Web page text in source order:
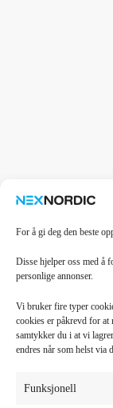
For å gi deg den beste
Disse hjelper oss med å
personlige annonser.
Vi bruker fire typer
cookies er påkrevd for at
samtykker du i at vi
endres når som helst via
Funksjonell